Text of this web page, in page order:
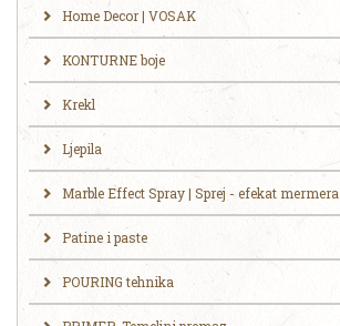
Home Decor | VOSAK
KONTURNE boje
Krekl
Ljepila
Marble Effect Spray | Sprej - efekat mermera
Patine i paste
POURING tehnika